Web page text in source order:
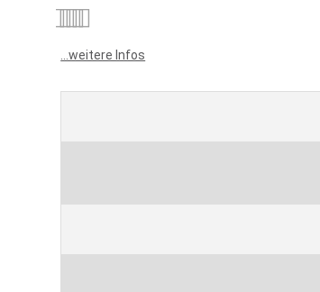
...weitere Infos